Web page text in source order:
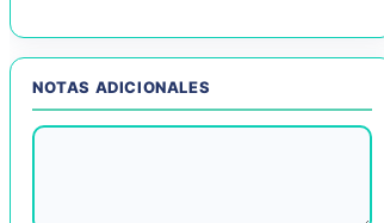
NOTAS ADICIONALES